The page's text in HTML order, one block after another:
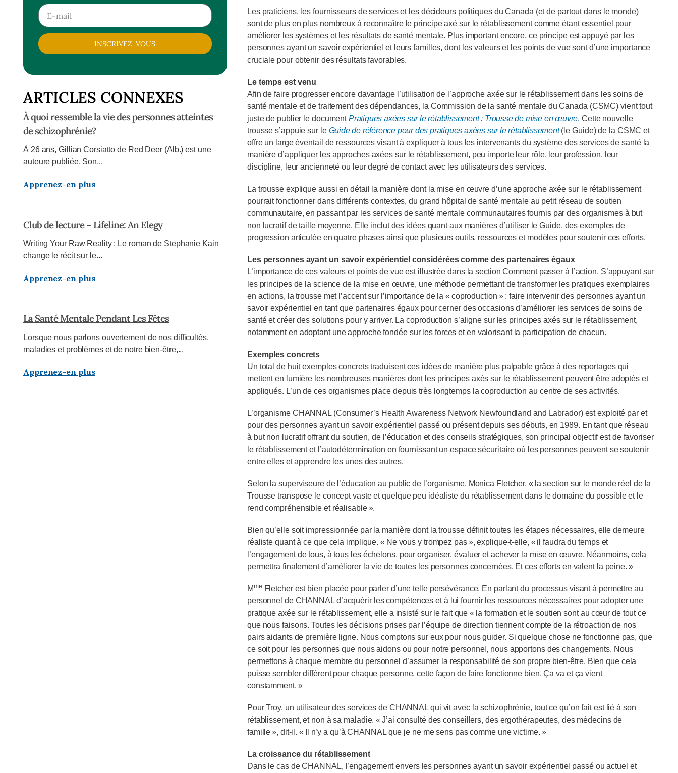
INSCRIVEZ-VOUS
ARTICLES CONNEXES
À quoi ressemble la vie des personnes atteintes
de schizophrénie?
À 26 ans, Gillian Corsiatto de Red Deer (Alb.) est une
auteure publiée. Son...
Apprenez-en plus
Club de lecture – Lifeline: An Elegy
Writing Your Raw Reality : Le roman de Stephanie Kain
change le récit sur le...
Apprenez-en plus
La Santé Mentale Pendant Les Fêtes
Lorsque nous parlons ouvertement de nos difficultés,
maladies et problèmes et de notre bien-être,...
Apprenez-en plus
Les praticiens, les fournisseurs de services et les décideurs politiques du Canada (et de partout dans le monde)
sont de plus en plus nombreux à reconnaître le principe axé sur le rétablissement comme étant essentiel pour
améliorer les systèmes et les résultats de santé mentale. Plus important encore, ce principe est appuyé par les
personnes ayant un savoir expérientiel et leurs familles, dont les valeurs et les points de vue sont d’une importance
cruciale pour obtenir des résultats favorables.
Le temps est venu
Afin de faire progresser encore davantage l’utilisation de l’approche axée sur le rétablissement dans les soins de
santé mentale et de traitement des dépendances, la Commission de la santé mentale du Canada (CSMC) vient tout
juste de publier le documentPratiques axées sur le rétablissement : Trousse de mise en œuvre. Cette nouvelle
trousse s’appuie sur le Guide de référence pour des pratiques axées sur le rétablissement(le Guide) de la CSMC et
offre un large éventail de ressources visant à expliquer à tous les intervenants du système des services de santé la
manière d’appliquer les approches axées sur le rétablissement, peu importe leur rôle, leur profession, leur
discipline, leur ancienneté ou leur degré de contact avec les utilisateurs des services.
La trousse explique aussi en détail la manière dont la mise en œuvre d’une approche axée sur le rétablissement
pourrait fonctionner dans différents contextes, du grand hôpital de santé mentale au petit réseau de soutien
communautaire, en passant par les services de santé mentale communautaires fournis par des organismes à but
non lucratif de taille moyenne. Elle inclut des idées quant aux manières d’utiliser le Guide, des exemples de
progression articulée en quatre phases ainsi que plusieurs outils, ressources et modèles pour soutenir ces efforts.
Les personnes ayant un savoir expérientiel considérées comme des partenaires égaux
L’importance de ces valeurs et points de vue est illustrée dans la section Comment passer à l’action. S’appuyant sur
les principes de la science de la mise en œuvre, une méthode permettant de transformer les pratiques exemplaires
en actions, la trousse met l’accent sur l’importance de la « coproduction » : faire intervenir des personnes ayant un
savoir expérientiel en tant que partenaires égaux pour cerner des occasions d’améliorer les services de soins de
santé et créer des solutions pour y arriver. La coproduction s’aligne sur les principes axés sur le rétablissement,
notamment en adoptant une approche fondée sur les forces et en valorisant la participation de chacun.
Exemples concrets
Un total de huit exemples concrets traduisent ces idées de manière plus palpable grâce à des reportages qui
mettent en lumière les nombreuses manières dont les principes axés sur le rétablissement peuvent être adoptés et
appliqués. L’un de ces organismes place depuis très longtemps la coproduction au centre de ses activités.
L’organisme CHANNAL (Consumer’s Health Awareness Network Newfoundland and Labrador) est exploité par et
pour des personnes ayant un savoir expérientiel passé ou présent depuis ses débuts, en 1989. En tant que réseau
à but non lucratif offrant du soutien, de l’éducation et des conseils stratégiques, son principal objectif est de favoriser
le rétablissement et l’autodétermination en fournissant un espace sécuritaire où les personnes peuvent se soutenir
entre elles et apprendre les unes des autres.
Selon la superviseure de l’éducation au public de l’organisme, Monica Fletcher, « la section sur le monde réel de la
Trousse transpose le concept vaste et quelque peu idéaliste du rétablissement dans le domaine du possible et le
rend compréhensible et réalisable ».
Bien qu’elle soit impressionnée par la manière dont la trousse définit toutes les étapes nécessaires, elle demeure
réaliste quant à ce que cela implique. « Ne vous y trompez pas », explique-t-elle, « il faudra du temps et
l’engagement de tous, à tous les échelons, pour organiser, évaluer et achever la mise en œuvre. Néanmoins, cela
permettra finalement d’améliorer la vie de toutes les personnes concernées. Et ces efforts en valent la peine. »
Mme Fletcher est bien placée pour parler d’une telle persévérance. En parlant du processus visant à permettre au
personnel de CHANNAL d’acquérir les compétences et à lui fournir les ressources nécessaires pour adopter une
pratique axée sur le rétablissement, elle a insisté sur le fait que « la formation et le soutien sont au cœur de tout ce
que nous faisons. Toutes les décisions prises par l’équipe de direction tiennent compte de la rétroaction de nos
pairs aidants de première ligne. Nous comptons sur eux pour nous guider. Si quelque chose ne fonctionne pas, que
ce soit pour les personnes que nous aidons ou pour notre personnel, nous apportons des changements. Nous
permettons à chaque membre du personnel d’assumer la responsabilité de son propre bien-être. Bien que cela
puisse sembler différent pour chaque personne, cette façon de faire fonctionne bien. Ça va et ça vient
constamment. »
Pour Troy, un utilisateur des services de CHANNAL qui vit avec la schizophrénie, tout ce qu’on fait est lié à son
rétablissement, et non à sa maladie. « J’ai consulté des conseillers, des ergothérapeutes, des médecins de
famille », dit-il. « Il n’y a qu’à CHANNAL que je ne me sens pas comme une victime. »
La croissance du rétablissement
Dans le cas de CHANNAL, l’engagement envers les personnes ayant un savoir expérientiel passé ou actuel et